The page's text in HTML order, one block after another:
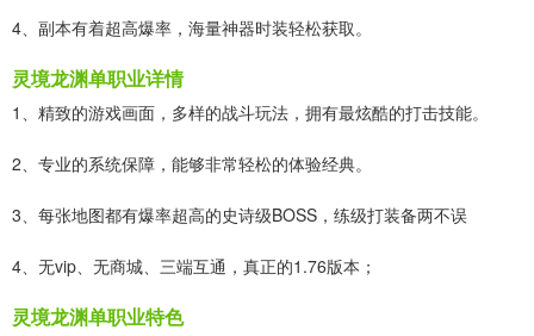
4、副本有着超高爆率，海量神器时装轻松获取。
灵境龙渊单职业详情
1、精致的游戏画面，多样的战斗玩法，拥有最炫酷的打击技能。
2、专业的系统保障，能够非常轻松的体验经典。
3、每张地图都有爆率超高的史诗级BOSS，练级打装备两不误
4、无vip、无商城、三端互通，真正的1.76版本；
灵境龙渊单职业特色